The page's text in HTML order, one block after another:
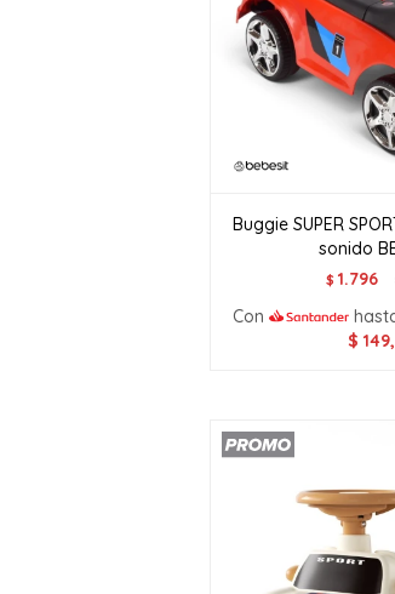
Buggie SUPER
sonido
$ 1.796
Con
$